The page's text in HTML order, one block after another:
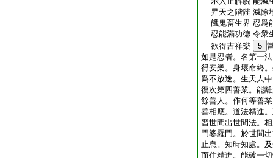
昇天之階陛 滅除
餓鬼畜生界 忍爲
忍能滿功徳 令衆
欲得吉祥樂
5
如是忍者。名第一
得安樂。身壞命終
爲不放逸。生天人
復次第四善業。能
餘善人。作何等善
善相應。道法精進
習世間出世間法。
門婆羅門。於世間
止息。知時知處。
而住精進。能破一